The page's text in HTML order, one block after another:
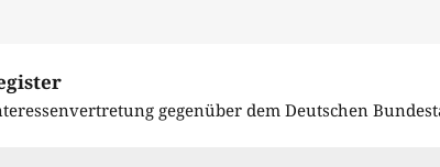
gegenüber dem Deutschen